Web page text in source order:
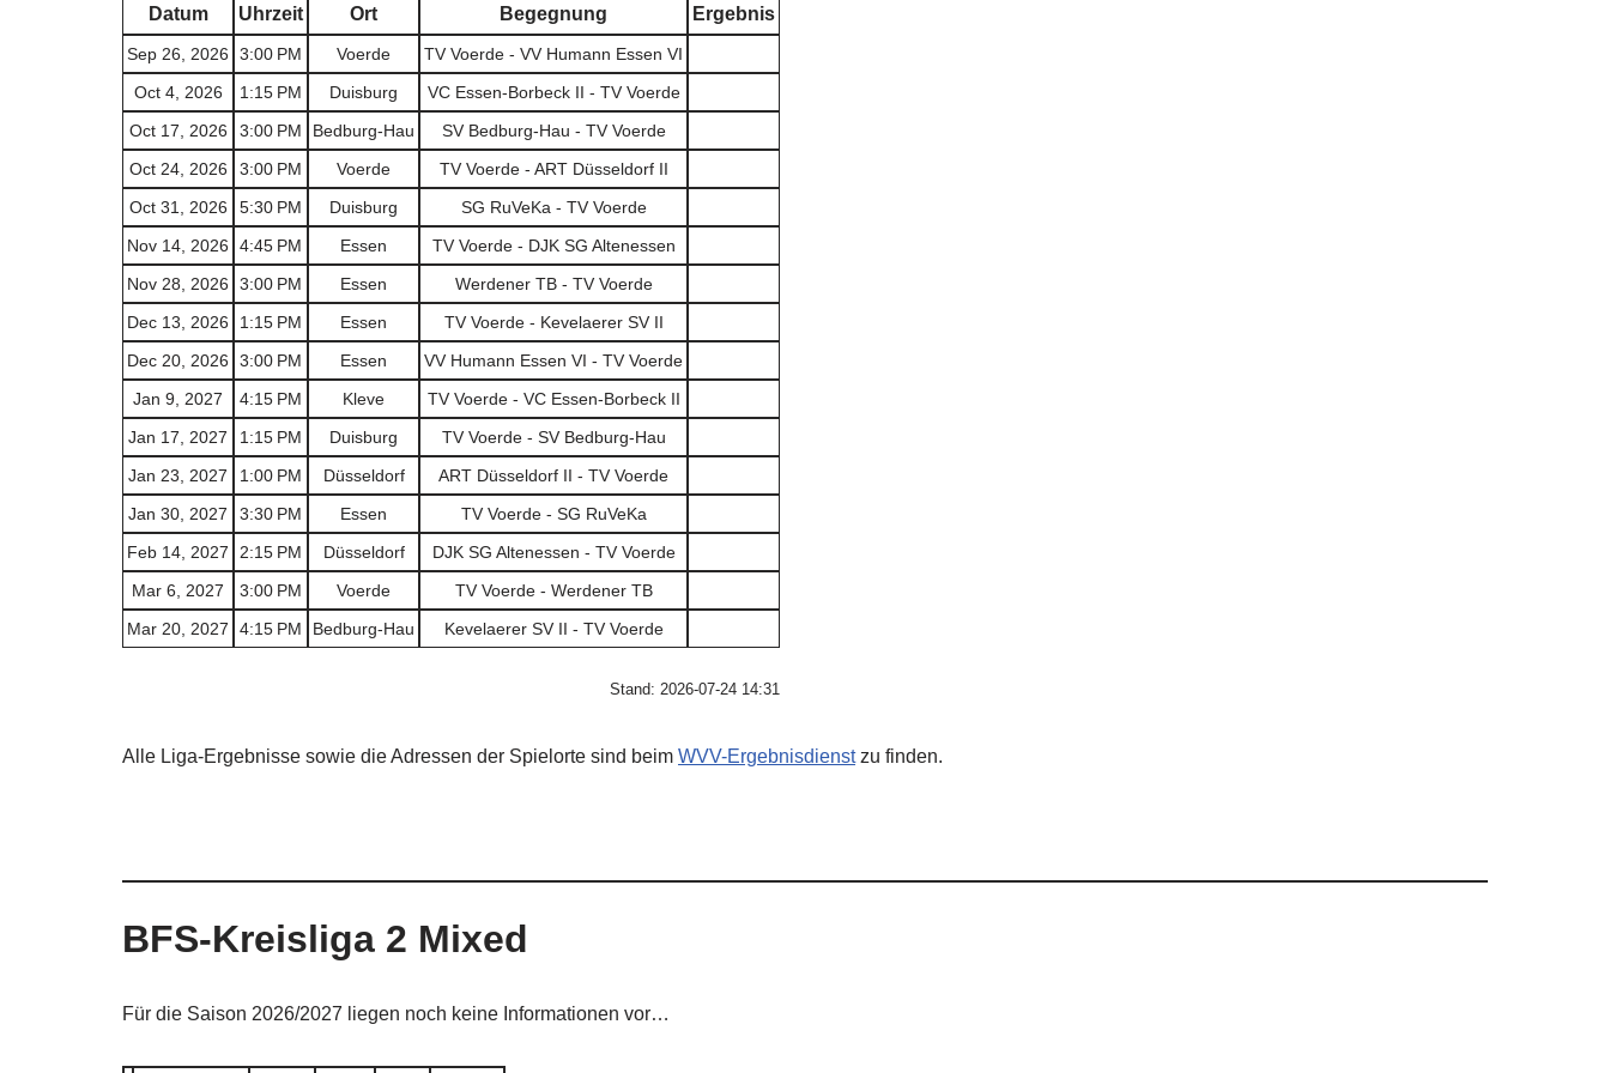
Datum Uhrzeit Ort Begegnung Ergebnis
Sep 26, 2026 3:00 PM Voerde
TV Voerde - VV Humann Essen VI
Oct 4, 2026
1:15 PM Duisburg
VC Essen-Borbeck II - TV Voerde
Oct 17, 2026
3:00 PM Bedburg-Hau
SV Bedburg-Hau - TV Voerde
Oct 24, 2026
3:00 PM Voerde
TV Voerde - ART Düsseldorf II
Oct 31, 2026
5:30 PM Duisburg
SG RuVeKa - TV Voerde
Nov 14, 2026
4:45 PM Essen
TV Voerde - DJK SG Altenessen
Nov 28, 2026
3:00 PM Essen
Werdener TB - TV Voerde
Dec 13, 2026
1:15 PM Essen
TV Voerde - Kevelaerer SV II
Dec 20, 2026
3:00 PM Essen
VV Humann Essen VI - TV Voerde
Jan 9, 2027
4:15 PM Kleve
TV Voerde - VC Essen-Borbeck II
Jan 17, 2027
1:15 PM Duisburg
TV Voerde - SV Bedburg-Hau
Jan 23, 2027
1:00 PM Düsseldorf
ART Düsseldorf II - TV Voerde
Jan 30, 2027
3:30 PM Essen
TV Voerde - SG RuVeKa
Feb 14, 2027
2:15 PM Düsseldorf
DJK SG Altenessen - TV Voerde
Mar 6, 2027
3:00 PM Voerde
TV Voerde - Werdener TB
Mar 20, 2027
4:15 PM Bedburg-Hau Kevelaerer SV II - TV Voerde
Stand: 2026-07-24 14:31
Alle Liga-Ergebnisse sowie die Adressen der Spielorte sind beim WVV-Ergebnisdienstzu finden.
BFS-Kreisliga 2 Mixed
Für die Saison 2026/2027 liegen noch keine Informationen vor…